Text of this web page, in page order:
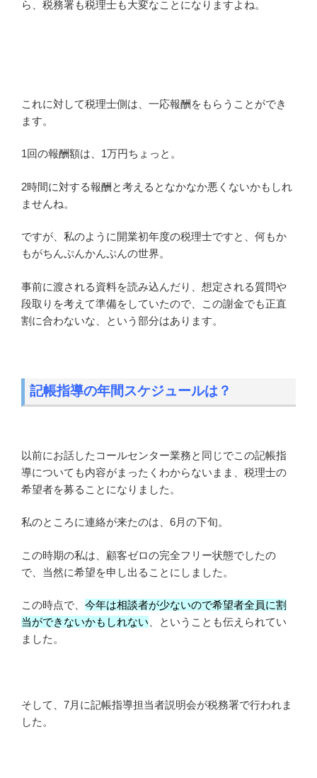
ら、税務署も税理士も大変なことになりますよね。
これに対して税理士側は、一応報酬をもらうことができ
ます。
1回の報酬額は、1万円ちょっと。
2時間に対する報酬と考えるとなかなか悪くないかもしれ
ませんね。
ですが、私のように開業初年度の税理士ですと、何もか
もがちんぷんかんぷんの世界。
事前に渡される資料を読み込んだり、想定される質問や
段取りを考えて準備をしていたので、この謝金でも正直
割に合わないな、という部分はあります。
記帳指導の年間スケジュールは？
以前にお話したコールセンター業務と同じでこの記帳指
導についても内容がまったくわからないまま、税理士の
希望者を募ることになりました。
私のところに連絡が来たのは、6月の下旬。
この時期の私は、顧客ゼロの完全フリー状態でしたの
で、当然に希望を申し出ることにしました。
この時点で、 今年は相談者が少ないので希望者全員に割
当ができないかもしれない 、ということも伝えられてい
ました。
そして、7月に記帳指導担当者説明会が税務署で行われま
した。